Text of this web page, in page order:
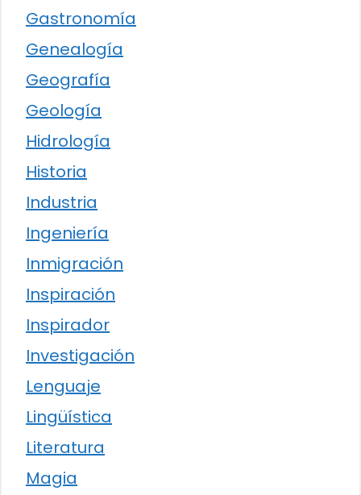
Gastronomía
Genealogía
Geografía
Geología
Hidrología
Historia
Industria
Ingeniería
Inmigración
Inspiración
Inspirador
Investigación
Lenguaje
Lingüística
Literatura
Magia